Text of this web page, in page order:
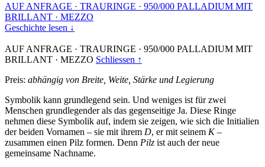
AUF ANFRAGE · TRAURINGE · 950/000 PALLADIUM MIT
BRILLANT · MEZZO
Geschichte lesen ↓
AUF ANFRAGE · TRAURINGE · 950/000 PALLADIUM MIT
BRILLANT · MEZZO Schliessen ↑
Preis: abhängig von Breite, Weite, Stärke und Legierung
Symbolik kann grundlegend sein. Und weniges ist für zwei
Menschen grundlegender als das gegenseitige Ja. Diese Ringe
nehmen diese Symbolik auf, indem sie zeigen, wie sich die Initialien
der beiden Vornamen – sie mit ihrem D, er mit seinem K–
zusammen einen Pilz formen. Denn Pilz ist auch der neue
gemeinsame Nachname.